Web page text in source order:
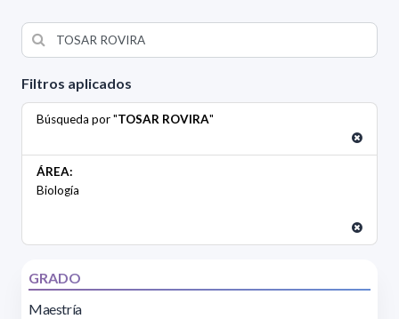
Filtros aplicados
Búsqueda por "TOSAR ROVIRA"
ÁREA:
Biología
GRADO
Maestría